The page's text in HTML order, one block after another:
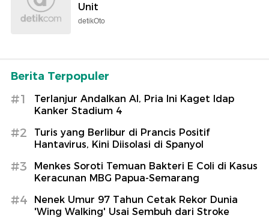
Unit
detikOto
Berita Terpopuler
#1
Terlanjur Andalkan AI, Pria Ini Kaget Idap
Kanker Stadium 4
#2
Turis yang Berlibur di Prancis Positif
Hantavirus, Kini Diisolasi di Spanyol
#3
Menkes Soroti Temuan Bakteri E Coli di Kasus
Keracunan MBG Papua-Semarang
#4
Nenek Umur 97 Tahun Cetak Rekor Dunia
'Wing Walking' Usai Sembuh dari Stroke